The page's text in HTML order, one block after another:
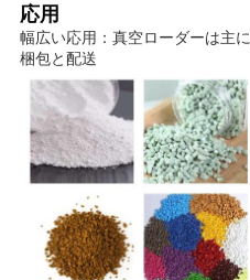
応用
幅広い応用：真空ローダーは主
梱包と配送